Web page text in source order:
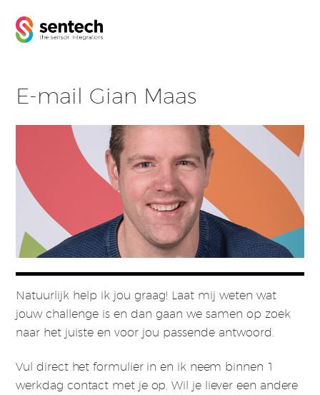
E-mail Gian Maas
Natuurlijk help ik jou graag! Laat mij weten wat
jouw challenge is en dan gaan we samen op zoek
naar het juiste en voor jou passende antwoord.
Vul direct het formulier in en ik neem binnen 1
werkdag contact met je op. Wil je liever een andere